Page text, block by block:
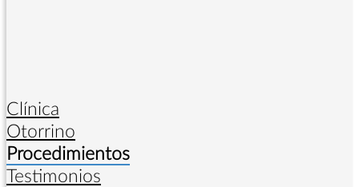
Clínica
Otorrino
Procedimientos
Testimonios